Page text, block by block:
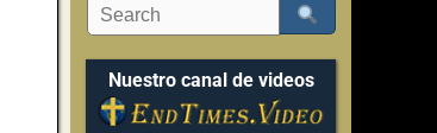
Nuestro canal de videos